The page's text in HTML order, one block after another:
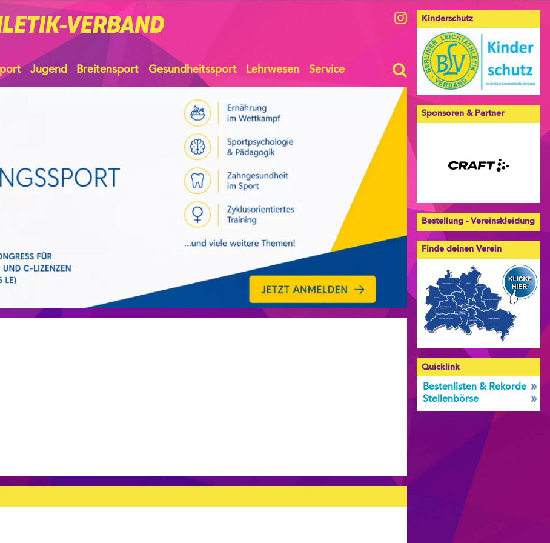
VERBAND
Jugend Breitensport Gesundheitssport Lehrwesen Service
Kinderschutz
Sponsoren & Partner
Bestellung - Vereinskleidung
Finde deinen Verein
Quicklink
Bestenlisten & Rekorde
Stellenbörse